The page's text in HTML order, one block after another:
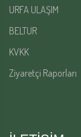
URFA ULAŞIM
BELTUR
KVKK
Ziyaretçi Raporları